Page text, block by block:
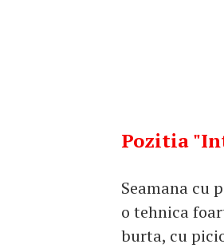
Pozitia
Seamana cu
o tehnica
burta, cu